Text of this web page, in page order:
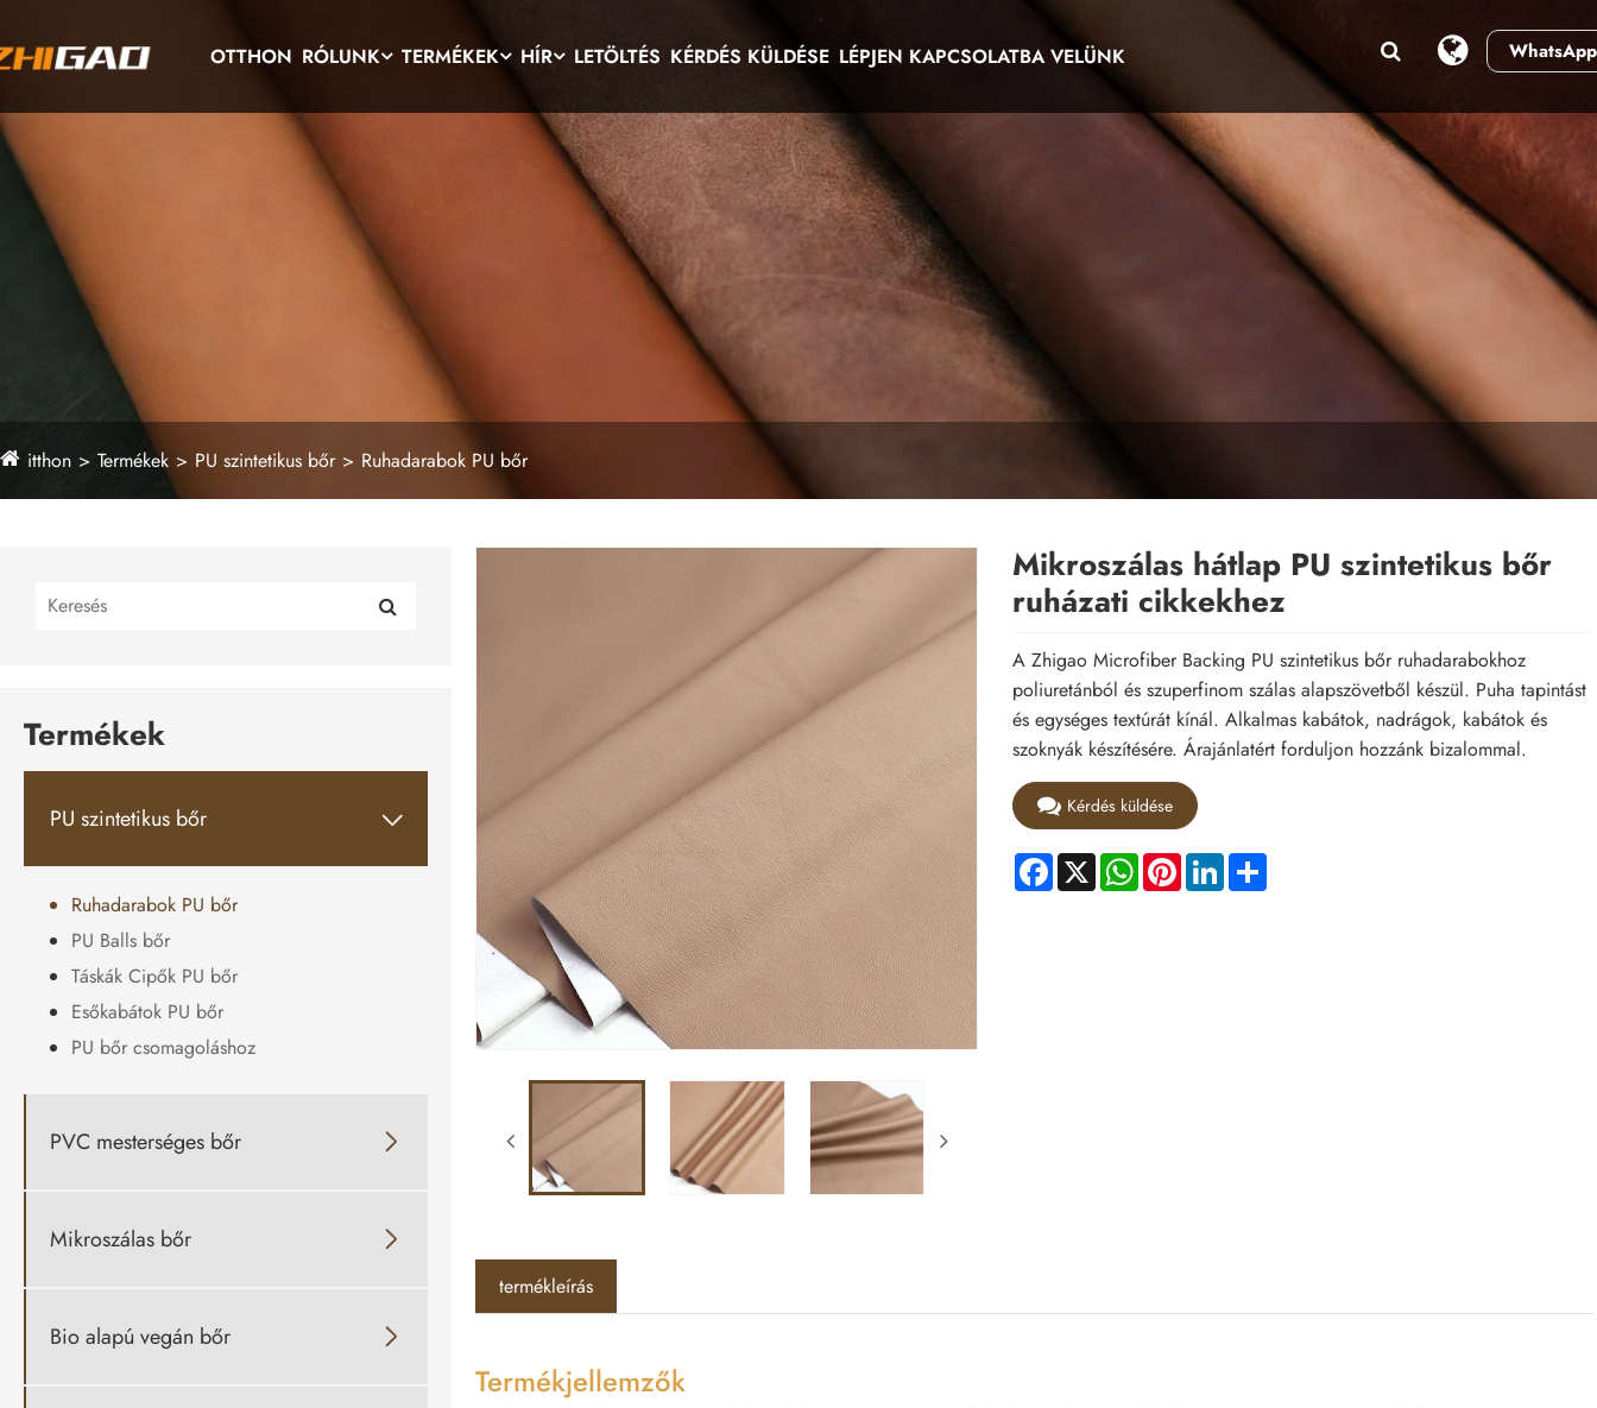
WhatsApp
OTTHON RÓLUNK TERMÉKEK HÍR LETÖLTÉS KÉRDÉS KÜLDÉSE LÉPJEN KAPCSOLATBA VELÜNK
itthon Termékek PU szintetikus bőr Ruhadarabok PU bőr
Termékek
PU szintetikus bőr 
Ruhadarabok PU bőr
PU Balls bőr
Táskák Cipők PU bőr
Esőkabátok PU bőr
PU bőr csomagoláshoz
PVC mesterséges bőr 
Mikroszálas bőr 
Bio alapú vegán bőr 
Mikroszálas hátlap PU szintetikus bőr
ruházati cikkekhez
A Zhigao Microfiber Backing PU szintetikus bőr ruhadarabokhoz
poliuretánból és szuperfinom szálas alapszövetből készül. Puha tapintást
és egységes textúrát kínál. Alkalmas kabátok, nadrágok, kabátok és
szoknyák készítésére. Árajánlatért forduljon hozzánk bizalommal.
Kérdés küldése
Facebook
X WhatsApp
PinterestLinkedInShare
termékleírás
Termékjellemzők